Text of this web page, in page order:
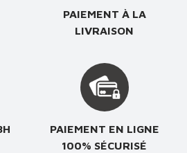
PAIEMENT À LA
LIVRAISON
PAIEMENT EN LIGNE
100% SÉCURISÉ